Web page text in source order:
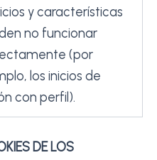
y características
no funcionar
(por
los inicios de
con perfil).
DE LOS